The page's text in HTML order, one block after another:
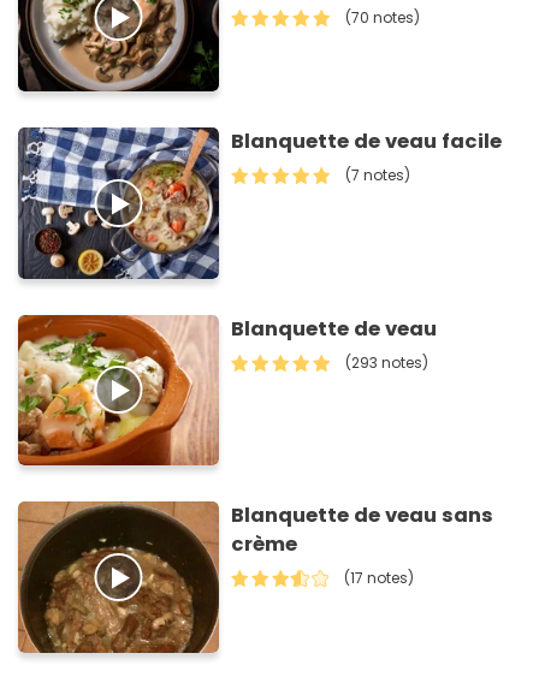
(70 notes)
Blanquette de veau facile
(7 notes)
Blanquette de veau
(293 notes)
Blanquette de veau sans
crème
(17 notes)